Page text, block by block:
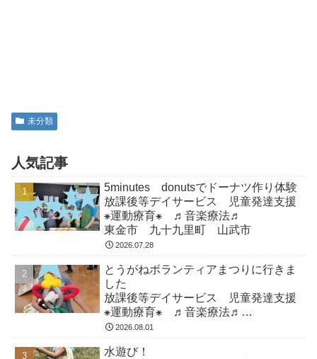
未分類
人気記事
5minutes donutsでドーナツ作り体験
放課後等デイサービス 児童発達支援
⁕運動療育⁕ ♬音楽療法♬
東金市 九十九里町 山武市
2026.07.28
とうがねボランティアまつりに行きま
した
放課後等デイサービス 児童発達支援
⁕運動療育⁕ ♬音楽療法♬
東金市 九十九里町 山武市
2026.08.01
水遊び！